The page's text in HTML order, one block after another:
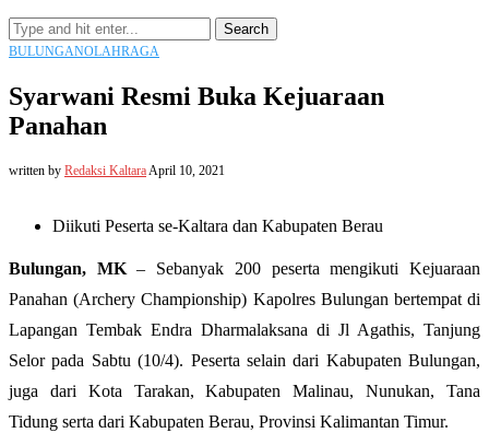
Search
BULUNGANOLAHRAGA
Syarwani Resmi Buka Kejuaraan
Panahan
written by Redaksi KaltaraApril 10, 2021
Diikuti Peserta se-Kaltara dan Kabupaten Berau
Bulungan, MK– Sebanyak 200 peserta mengikuti Kejuaraan
Panahan (Archery Championship) Kapolres Bulungan bertempat di
Lapangan Tembak Endra Dharmalaksana di Jl Agathis, Tanjung
Selor pada Sabtu (10/4). Peserta selain dari Kabupaten Bulungan,
juga dari Kota Tarakan, Kabupaten Malinau, Nunukan, Tana
Tidung serta dari Kabupaten Berau, Provinsi Kalimantan Timur.